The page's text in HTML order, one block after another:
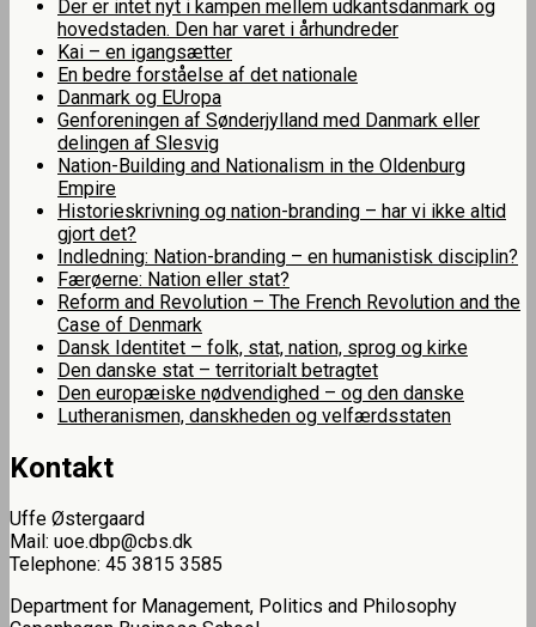
Der er intet nyt i kampen mellem udkantsdanmark og
hovedstaden. Den har varet i århundreder
Kai – en igangsætter
En bedre forståelse af det nationale
Danmark og EUropa
Genforeningen af Sønderjylland med Danmark eller
delingen af Slesvig
Nation-Building and Nationalism in the Oldenburg
Empire
Historieskrivning og nation-branding – har vi ikke altid
gjort det?
Indledning: Nation-branding – en humanistisk disciplin?
Færøerne: Nation eller stat?
Reform and Revolution – The French Revolution and the
Case of Denmark
Dansk Identitet – folk, stat, nation, sprog og kirke
Den danske stat – territorialt betragtet
Den europæiske nødvendighed – og den danske
Lutheranismen, danskheden og velfærdsstaten
Kontakt
Uffe Østergaard
Mail: uoe.dbp@cbs.dk
Telephone: 45 3815 3585
Department for Management, Politics and Philosophy